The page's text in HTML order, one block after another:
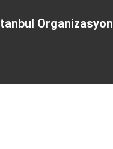
Organizasyon